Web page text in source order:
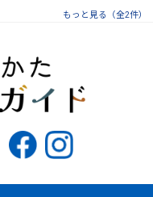
もっと見る（全2件）